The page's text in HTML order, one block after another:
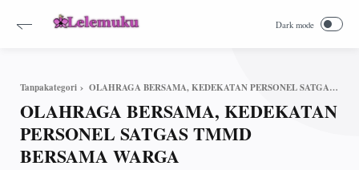
Tanpakategori OLAHRAGA BERSAMA, KEDEKATAN PERSONEL SATGAS TMMD BERSAMA WARGA
OLAHRAGA BERSAMA, KEDEKATAN
PERSONEL SATGAS TMMD
BERSAMA WARGA